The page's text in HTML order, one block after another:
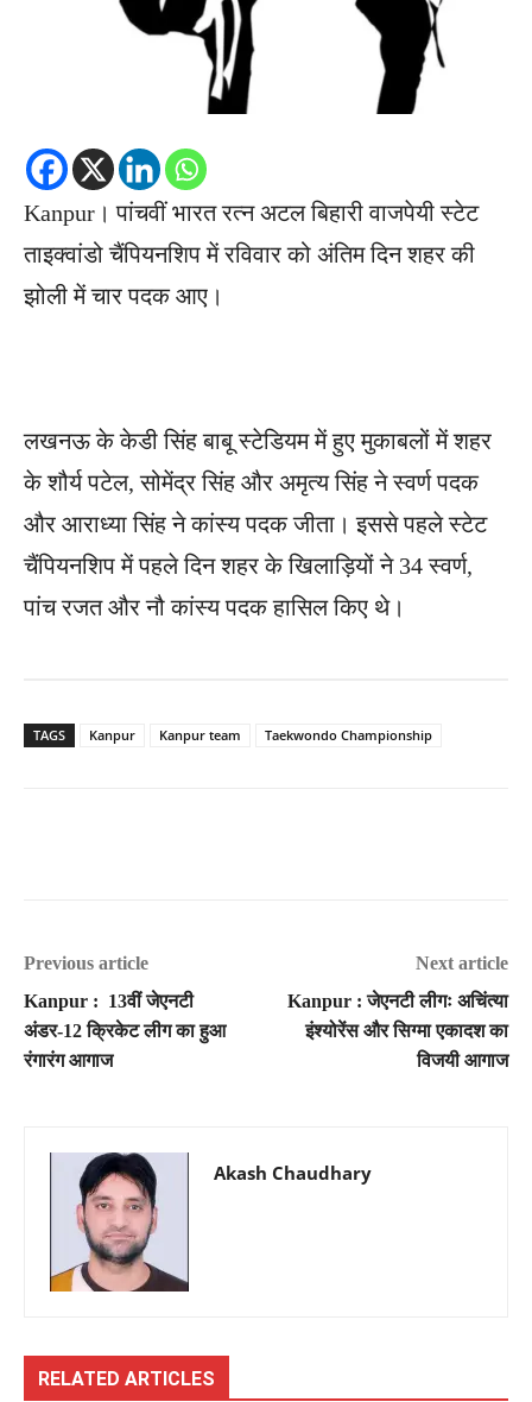
Kanpur। पांचवीं भारत रत्न अटल बिहारी वाजपेयी स्टेट
ताइक्वांडो चैंपियनशिप में रविवार को अंतिम दिन शहर की
झोली में चार पदक आए।
लखनऊ के केडी सिंह बाबू स्टेडियम में हुए मुकाबलों में शहर
के शौर्य पटेल, सोमेंद्र सिंह और अमृत्य सिंह ने स्वर्ण पदक
और आराध्या सिंह ने कांस्य पदक जीता। इससे पहले स्टेट
चैंपियनशिप में पहले दिन शहर के खिलाड़ियों ने 34 स्वर्ण,
पांच रजत और नौ कांस्य पदक हासिल किए थे।
TAGS Kanpur Kanpur team Taekwondo Championship
Previous article
Kanpur : 13वीं जेएनटी
अंडर-12 क्रिकेट लीग का हुआ
रंगारंग आगाज
Next article
Kanpur : जेएनटी लीगः अचिंत्या
इंश्योरेंस और सिग्मा एकादश का
विजयी आगाज
Akash Chaudhary
RELATED ARTICLES